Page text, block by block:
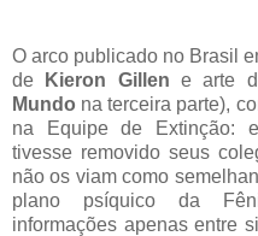
O arco publicado no Brasil
de
Kieron Gillen e arte
Mundo na terceira parte),
na Equipe de Extinção:
tivesse removido seus
não os viam como
plano psíquico da
informações apenas entre